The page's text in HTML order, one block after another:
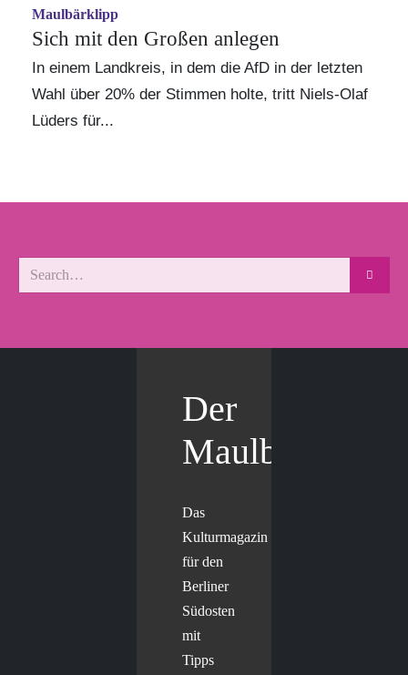
Maulbärklipp
Sich mit den Großen anlegen
In einem Landkreis, in dem die AfD in der letzten
Wahl über 20% der Stimmen holte, tritt Niels-Olaf
Lüders für...
Der
Maulbär
Das
Kulturmagazin
für den
Berliner
Südosten
mit
Tipps